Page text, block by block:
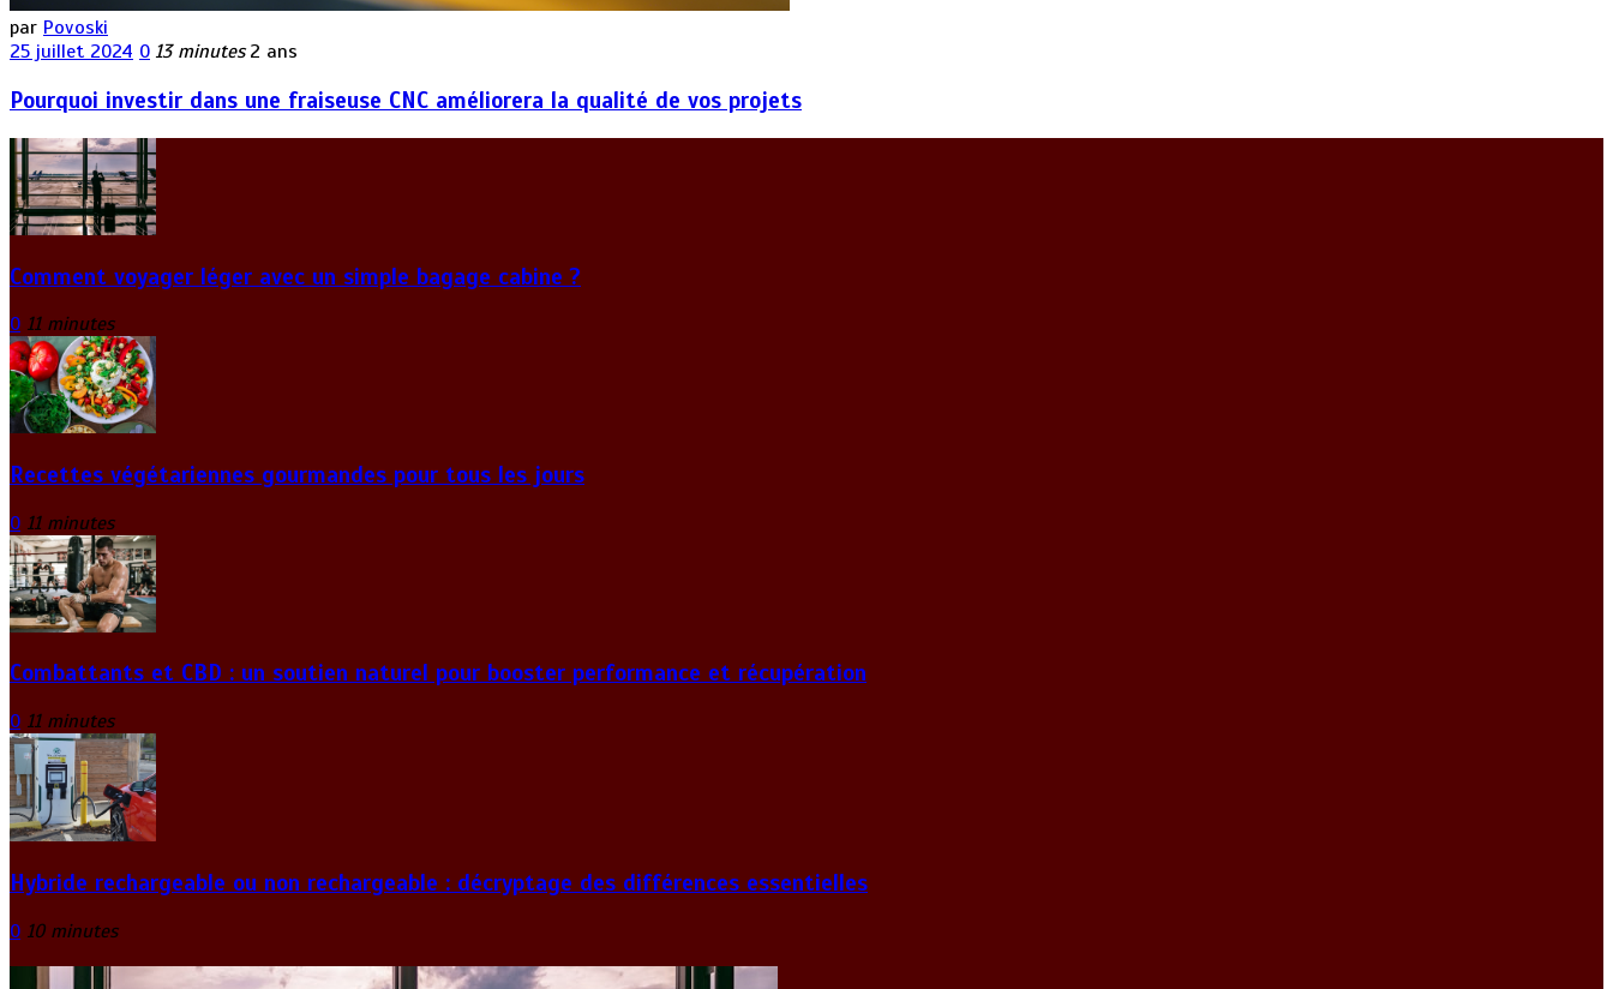
par Povoski
25 juillet 2024 0 13 minutes 2 ans
Pourquoi investir dans une fraiseuse CNC améliorera la qualité de vos projets
Comment voyager léger avec un simple bagage cabine ?
0 11 minutes
Recettes végétariennes gourmandes pour tous les jours
0 11 minutes
Combattants et CBD : un soutien naturel pour booster performance et récupération
0 11 minutes
Hybride rechargeable ou non rechargeable : décryptage des différences essentielles
0 10 minutes